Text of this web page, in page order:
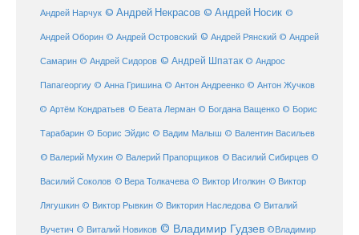
Андрей Нарчук © Андрей Некрасов © Андрей Носик ©
Андрей Оборин © Андрей Островский © Андрей Рянский © Андрей
Самарин © Андрей Сидоров © Андрей Шпатак © Андрос
Папагеоргиу © Анна Гришина © Антон Андреенко © Антон Жучков
© Артём Кондратьев © Беата Лерман © Богдана Ващенко © Борис
Тарабарин © Борис Эйдис © Вадим Малыш © Валентин Васильев
© Валерий Мухин © Валерий Прапорщиков © Василий Сибирцев ©
Василий Соколов © Вера Толкачева © Виктор Иголкин © Виктор
Лягушкин © Виктор Рывкин © Виктория Наследова © Виталий
Вучетич © Виталий Новиков © Владимир Гудзев ©Владимир